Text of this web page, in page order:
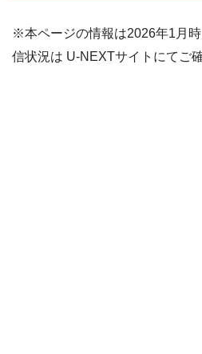
※本ページの情報は2026年1月
信状況は U-NEXTサイトにてご